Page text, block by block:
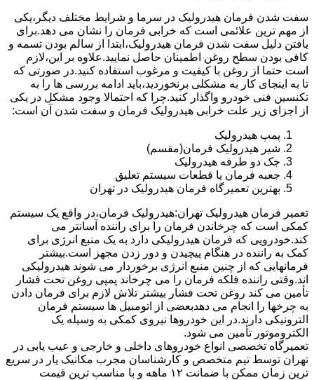
سفت شدن فرمان هیدرولیک در سرما و شرایط مختلف دیگر،یکی
از مهم ترین علائمی است که خرابی فرمان را نشان می دهد.برای
یافتن دلیل سفت شدن فرمان هیدرولیک،ابتدا از سالم بودن تسمه و
کافی بودن سطح روغن اطمینان حاصل نمایید.علاوه بر این،لازم
است حتما از روغن با کیفیت و مرغوب استفاده کنید.در صورتی که
تا به اینجای کار به مشکلی برنخوردید،باید ادامه بررسی ها را به
تکنسین فنی خودرو واگذار کنید.چرا که احتمالا وجود مشکل در یکی
از اجزای زیر علت خرابی هیدرولیک فرمان و سفت شدن آن است:
پمپ هیدرولیک
شیر هیدرولیک فرمان(مقسم)
جک دو طرفه هیدرولیک
جعبه فرمان یا قطعات سیستم تعلیق
بهترین تعمیرگاه فرمان هیدرولیک در تهران
تعمیر فرمان هیدرولیک تهران:هیدرولیک فرمان،در واقع یک سیستم
کمکی است که چرخاندن فرمان را برای راننده آسانتر می
کند.خودرویی که فرمان هیدرولیکی دارد به یک منبع انرژی برای
کمک به راننده در هنگام پیچیدن و دور زدن مجهز است.بیشتر
فرمانهایی که از چنین منبع انرژی برخوردار می شوند هیدرولیکی
اند.وقتی راننده فلکه فرمان را می چرخاند پمپی روغن تحت فشار
تأمین می کند روغن تحت فشار بیشتر تلاش لازم برای فرمان دادن
به چرخها را انجام می دهدبعضی از اتومبیل ها سیستم فرمان
الترونیکی دارند.در این خودروها نیروی کمکی به وسیله یک
الکتروموتور تأمین می شود.
تعمیرگاه تخصصی انواع خودروهای داخلی و خارجی و عیب یابی در
تهران توسط تیم متخصص و کارشناسان مجرب مکانیک یار در سریع
ترین زمان ممکن با ضمانت ۱۲ ماهه و با مناسب ترین قیمت